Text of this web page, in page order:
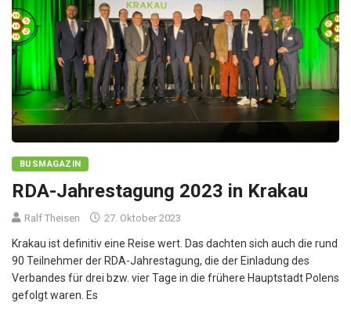
BUSMAGAZIN
RDA-Jahrestagung 2023 in Krakau
Ralf Theisen 27. Oktober 2023
Krakau ist definitiv eine Reise wert. Das dachten sich auch die rund
90 Teilnehmer der RDA-Jahrestagung, die der Einladung des
Verbandes für drei bzw. vier Tage in die frühere Hauptstadt Polens
gefolgt waren. Es